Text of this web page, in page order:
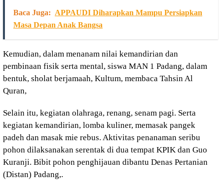
Baca Juga: APPAUDI Diharapkan Mampu Persiapkan
Masa Depan Anak Bangsa
Kemudian, dalam menanam nilai kemandirian dan
pembinaan fisik serta mental, siswa MAN 1 Padang, dalam
bentuk, sholat berjamaah, Kultum, membaca Tahsin Al
Quran,
Selain itu, kegiatan olahraga, renang, senam pagi. Serta
kegiatan kemandirian, lomba kuliner, memasak pangek
padeh dan masak mie rebus. Aktivitas penanaman seribu
pohon dilaksanakan serentak di dua tempat KPIK dan Guo
Kuranji. Bibit pohon penghijauan dibantu Denas Pertanian
(Distan) Padang,.